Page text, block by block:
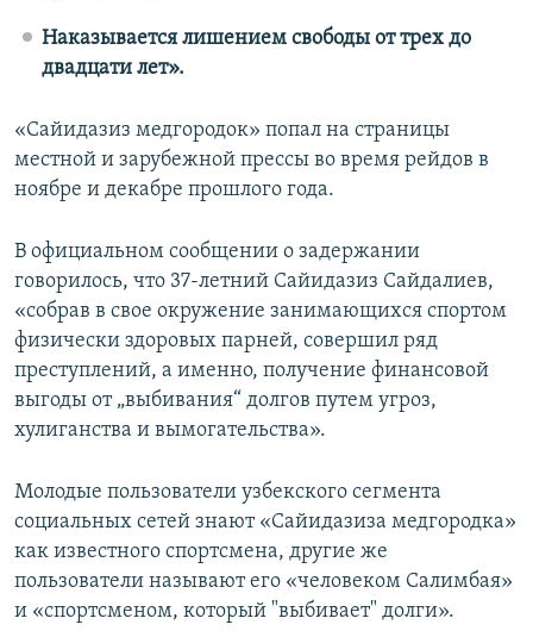
Наказывается лишением свободы от трех до
двадцати лет».
«Сайидазиз медгородок» попал на страницы
местной и зарубежной прессы во время рейдов в
ноябре и декабре прошлого года.
В официальном сообщении о задержании
говорилось, что 37-летний Сайидазиз Сайдалиев,
«собрав в свое окружение занимающихся спортом
физически здоровых парней, совершил ряд
преступлений, а именно, получение финансовой
выгоды от „выбивания“ долгов путем угроз,
хулиганства и вымогательства».
Молодые пользователи узбекского сегмента
социальных сетей знают «Сайидазиза медгородка»
как известного спортсмена, другие же
пользователи называют его «человеком Салимбая»
и «спортсменом, который "выбивает" долги».